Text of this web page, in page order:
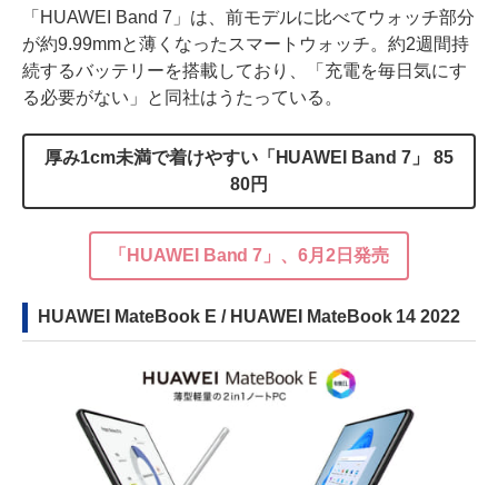
「HUAWEI Band 7」は、前モデルに比べてウォッチ部分
が約9.99mmと薄くなったスマートウォッチ。約2週間持
続するバッテリーを搭載しており、「充電を毎日気にす
る必要がない」と同社はうたっている。
厚み1cm未満で着けやすい「HUAWEI Band 7」 85
80円
「HUAWEI Band 7」、6月2日発売
HUAWEI MateBook E / HUAWEI MateBook 14 2022